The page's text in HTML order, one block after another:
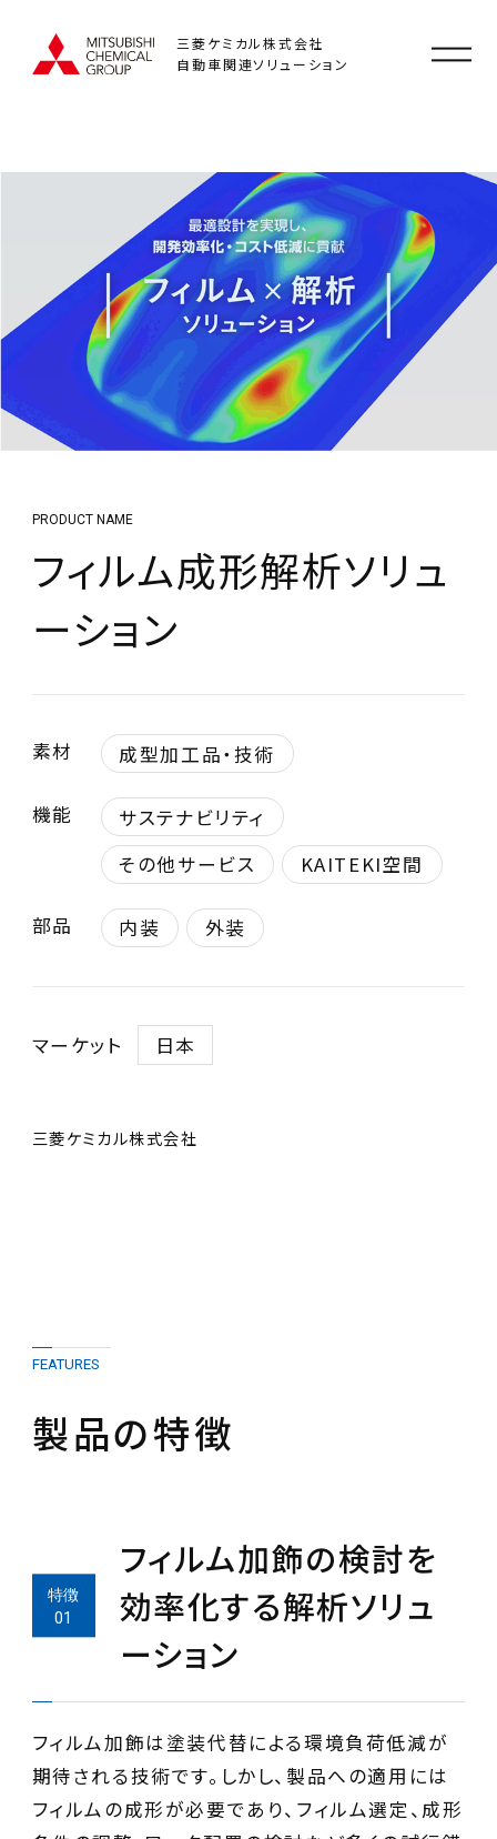
三菱ケミカル株式会社
自動車関連ソリューション
PRODUCT NAME
フィルム成形解析ソリュ
ーション
素材 成型加工品・技術
機能
サステナビリティ
その他サービス
KAITEKI空間
部品 内装 外装
マーケット 日本
三菱ケミカル株式会社
FEATURES
製品の特徴
フィルム加飾の検討を
効率化する解析ソリュ
ーション
フィルム加飾は塗装代替による環境負荷低減が
期待される技術です。しかし、製品への適用には
フィルムの成形が必要であり、フィルム選定、成形